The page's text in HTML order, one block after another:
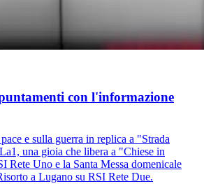
con l'informazione
e sulla guerra in replica a "Strada
una gioia che libera a "Chiese in
Rete Uno e la Santa Messa domenicale
a Lugano su RSI Rete Due.